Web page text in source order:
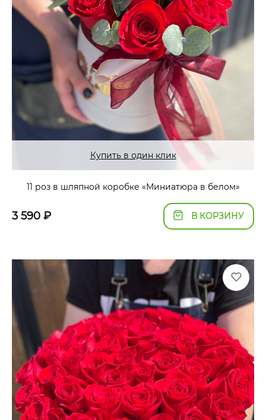
Купить в один клик
11 роз в шляпной коробке «Миниатюра в белом»
3 590 ₽ В КОРЗИНУ